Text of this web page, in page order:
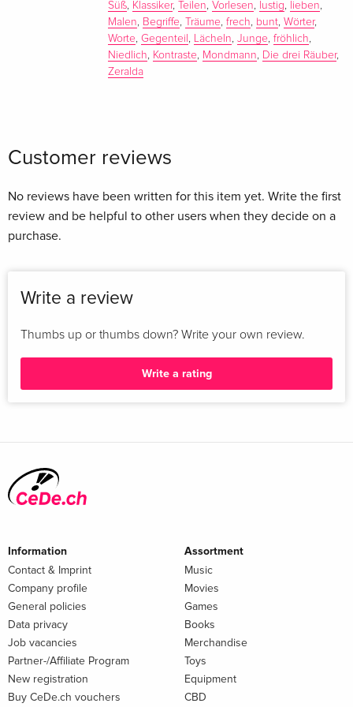
Süß, Klassiker, Teilen, Vorlesen, lustig, lieben,
Malen, Begriffe, Träume, frech, bunt, Wörter,
Worte, Gegenteil , Lächeln, Junge, fröhlich,
Niedlich, Kontraste, Mondmann, Die drei Räuber,
Zeralda
Customer reviews
No reviews have been written for this item yet. Write the first
review and be helpful to other users when they decide on a
purchase.
Write a review
Thumbs up or thumbs down? Write your own review.
Write a rating
Information
Contact & Imprint
Company profile
General policies
Data privacy
Job vacancies
Partner-/Affiliate Program
New registration
Buy CeDe.ch vouchers
Assortment
Music
Movies
Games
Books
Merchandise
Toys
Equipment
CBD